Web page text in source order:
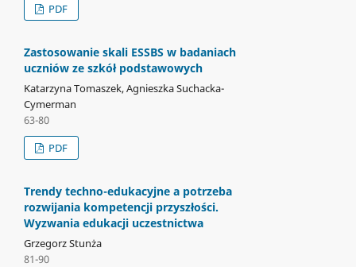
PDF
Zastosowanie skali ESSBS w badaniach
uczniów ze szkół podstawowych
Katarzyna Tomaszek, Agnieszka Suchacka-
Cymerman
63-80
PDF
Trendy techno-edukacyjne a potrzeba
rozwijania kompetencji przyszłości.
Wyzwania edukacji uczestnictwa
Grzegorz Stunża
81-90